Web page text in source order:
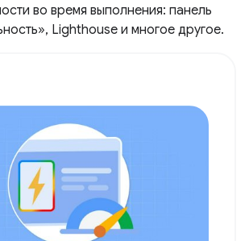
во время выполнения: панель
Lighthouse и многое другое.